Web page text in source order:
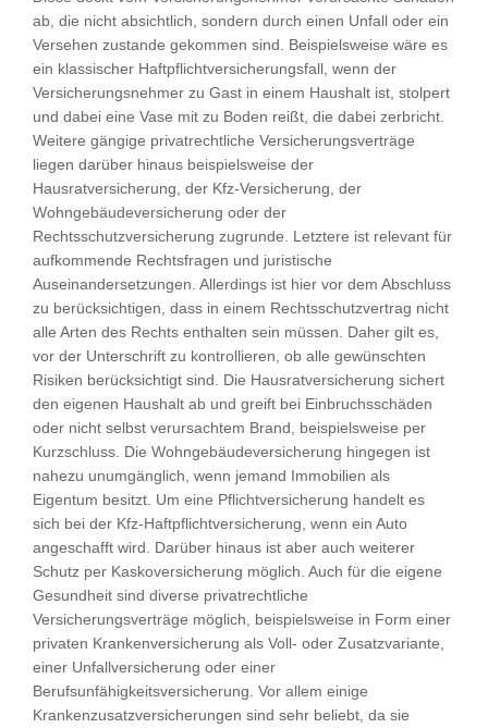
ab, die nicht absichtlich, sondern durch einen Unfall oder ein
Versehen zustande gekommen sind. Beispielsweise wäre es
ein klassischer Haftpflichtversicherungsfall, wenn der
Versicherungsnehmer zu Gast in einem Haushalt ist, stolpert
und dabei eine Vase mit zu Boden reißt, die dabei zerbricht.
Weitere gängige privatrechtliche Versicherungsverträge
liegen darüber hinaus beispielsweise der
Hausratversicherung, der Kfz-Versicherung, der
Wohngebäudeversicherung oder der
Rechtsschutzversicherung zugrunde. Letztere ist relevant für
aufkommende Rechtsfragen und juristische
Auseinandersetzungen. Allerdings ist hier vor dem Abschluss
zu berücksichtigen, dass in einem Rechtsschutzvertrag nicht
alle Arten des Rechts enthalten sein müssen. Daher gilt es,
vor der Unterschrift zu kontrollieren, ob alle gewünschten
Risiken berücksichtigt sind. Die Hausratversicherung sichert
den eigenen Haushalt ab und greift bei Einbruchsschäden
oder nicht selbst verursachtem Brand, beispielsweise per
Kurzschluss. Die Wohngebäudeversicherung hingegen ist
nahezu unumgänglich, wenn jemand Immobilien als
Eigentum besitzt. Um eine Pflichtversicherung handelt es
sich bei der Kfz-Haftpflichtversicherung, wenn ein Auto
angeschafft wird. Darüber hinaus ist aber auch weiterer
Schutz per Kaskoversicherung möglich. Auch für die eigene
Gesundheit sind diverse privatrechtliche
Versicherungsverträge möglich, beispielsweise in Form einer
privaten Krankenversicherung als Voll- oder Zusatzvariante,
einer Unfallversicherung oder einer
Berufsunfähigkeitsversicherung. Vor allem einige
Krankenzusatzversicherungen sind sehr beliebt, da sie